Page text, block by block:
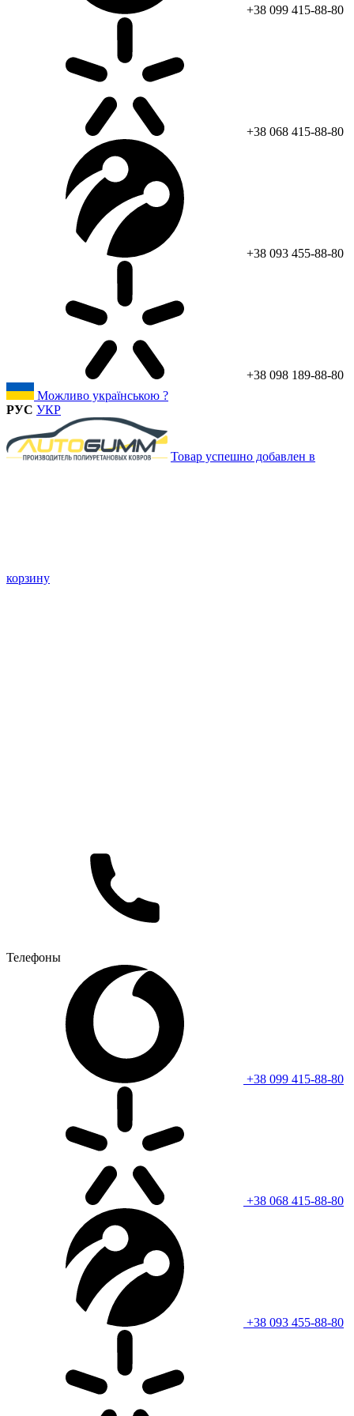
+38 099 415-88-80
+38 068 415-88-80
+38 093 455-88-80
+38 098 189-88-80
Можливо українською ?
РУС УКР
Товар успешно добавлен в
корзину
Телефоны
+38 099 415-88-80
+38 068 415-88-80
+38 093 455-88-80